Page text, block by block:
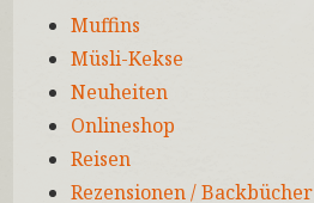
Muffins
Müsli-Kekse
Neuheiten
Onlineshop
Reisen
Rezensionen / Backbücher